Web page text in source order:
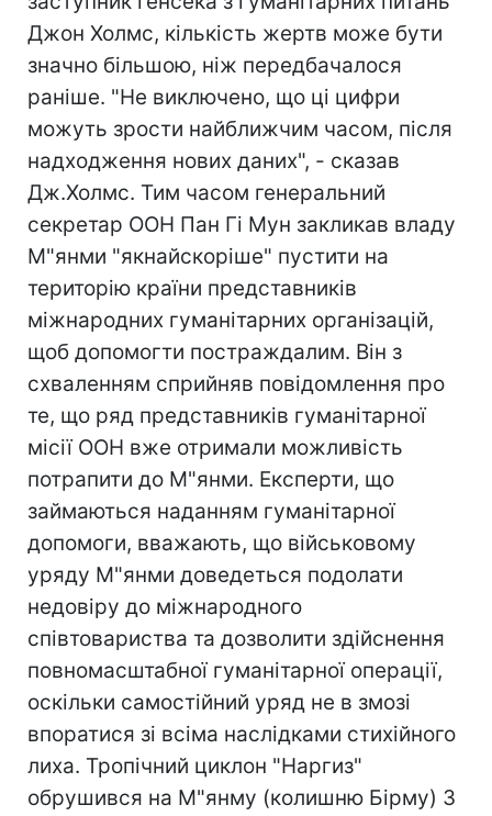
Джон Холмс, кількість жертв може бути
значно більшою, ніж передбачалося
раніше. "Не виключено, що ці цифри
можуть зрости найближчим часом, після
надходження нових даних", - сказав
Дж.Холмс. Тим часом генеральний
секретар ООН Пан Гі Мун закликав владу
М"янми "якнайскоріше" пустити на
територію країни представників
міжнародних гуманітарних організацій,
щоб допомогти постраждалим. Він з
схваленням сприйняв повідомлення про
те, що ряд представників гуманітарної
місії ООН вже отримали можливість
потрапити до М"янми. Експерти, що
займаються наданням гуманітарної
допомоги, вважають, що військовому
уряду М"янми доведеться подолати
недовіру до міжнародного
співтовариства та дозволити здійснення
повномасштабної гуманітарної операції,
оскільки самостійний уряд не в змозі
впоратися зі всіма наслідками стихійного
лиха. Тропічний циклон "Наргиз"
обрушився на М"янму (колишню Бірму) 3